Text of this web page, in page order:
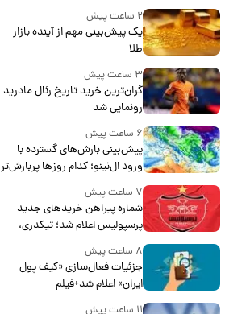
۲ ساعت پیش
یک پیش‌بینی مهم از آینده بازار
طلا
۳ ساعت پیش
گران‌ترین خرید تاریخ رئال مادرید
رونمایی شد
۶ ساعت پیش
پیش‌بینی بارش‌های گسترده با
ورود ال‌نینو؛ کدام روزها پربارش‌تر
خواهند بود؟
۷ ساعت پیش
شماره پیراهن خریدهای جدید
پرسپولیس اعلام شد؛ تیکدری،
۸ ساعت پیش
جزئیات فعال‌سازی «کیف پول
ایران» اعلام شد+فیلم
۱۱ ساعت پیش